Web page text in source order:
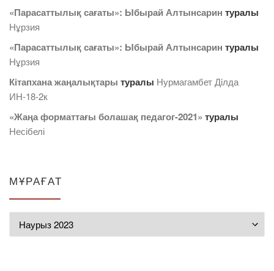
«Парасаттылық сағаты»: Ыбырай Алтынсарин туралы
Нұрзия
«Парасаттылық сағаты»: Ыбырай Алтынсарин туралы
Нұрзия
Кітапхана жаңалықтары туралы Нурмагамбет Дiлда
ИН-18-2к
«Жаңа форматтағы болашақ педагог-2021» туралы
Несібелі
МҰРАҒАТ